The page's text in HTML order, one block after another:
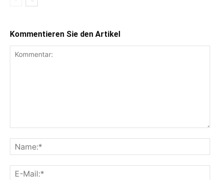
Kommentieren Sie den Artikel